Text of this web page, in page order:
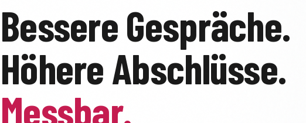
Bessere Gespräche.
Höhere Abschlüsse.
Messbar.